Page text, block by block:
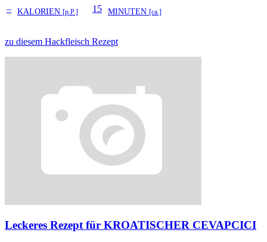
– KALORIEN [p.P.] 15 MINUTEN [ca.]
zu diesem Hackfleisch Rezept
Leckeres Rezept für KROATISCHER CEVAPCICI